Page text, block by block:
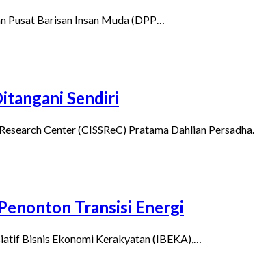
Pusat Barisan Insan Muda (DPP…
Sendiri
Center (CISSReC) Pratama Dahlian Persadha…
Transisi Energi
Bisnis Ekonomi Kerakyatan (IBEKA),…